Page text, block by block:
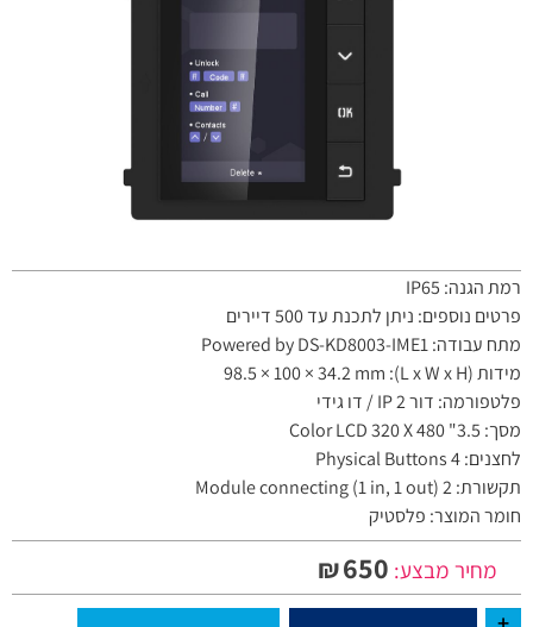
רמת הגנה: IP65
פרטים נוספים: ניתן לתכנת עד 500 דיירים
מתח עבודה: Powered by DS-KD8003-IME1
מידות (L x W x H): 98.5 × 100 × 34.2 mm
פלטפורמה: דור IP 2 / דו גידי
מסך: 3.5" Color LCD 320 X 480
לחצנים: 4 Physical Buttons
תקשורת: 2 Module connecting (1 in, 1 out)
חומר המוצר: פלסטיק
מחיר מבצע: ₪650